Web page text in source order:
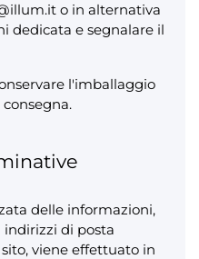
o in alternativa
dedicata e segnalare il
l'imballaggio
delle informazioni,
di posta
viene effettuato in